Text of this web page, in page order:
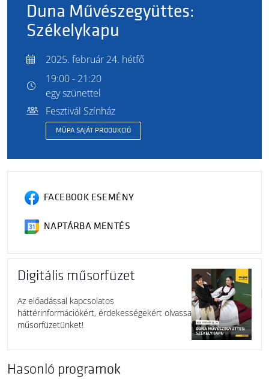
Duna Művészegyüttes:
Székelykapu
2025. február 24. hétfő
19:00 - 21:20
egy szünettel
Fesztivál Színház
MÜPA SAJÁT PRODUKCIÓ
FACEBOOK ESEMÉNY
NAPTÁRBA MENTÉS
Digitális műsorfüzet
Az előadással kapcsolatos
háttérinformációkért, érdekességekért olvassa
műsorfüzetünket!
Hasonló programok